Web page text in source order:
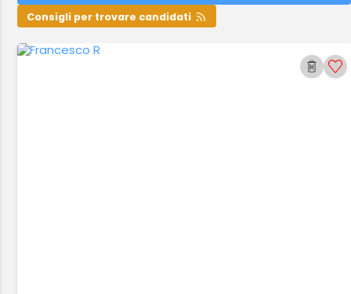
Consigli per trovare candidati